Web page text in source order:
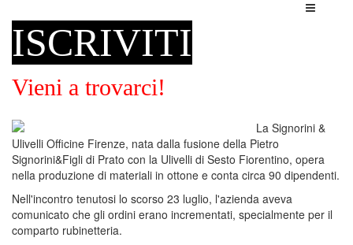
ISCRIVITI
Vieni a trovarci!
La Signorini &
Ulivelli Officine Firenze, nata dalla fusione della Pietro
Signorini&Figli di Prato con la Ulivelli di Sesto Fiorentino, opera
nella produzione di materiali in ottone e conta circa 90 dipendenti.
Nell'incontro tenutosi lo scorso 23 luglio, l'azienda aveva
comunicato che gli ordini erano incrementati, specialmente per il
comparto rubinetteria.